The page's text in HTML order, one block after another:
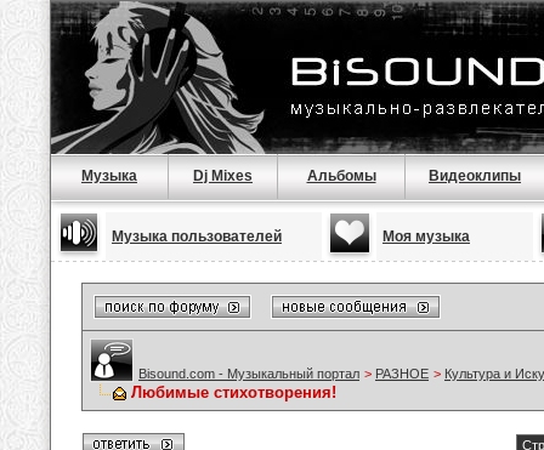
Музыка Dj Mixes Альбомы Видеоклипы
Музыка пользователей Моя музыка
Bisound.com - Музыкальный портал > РАЗНОЕ > Культура и
Любимые стихотворения!